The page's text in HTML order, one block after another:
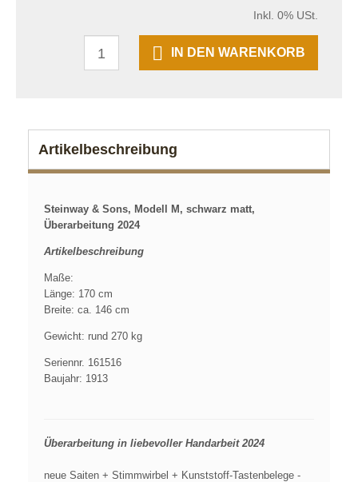
Inkl. 0% USt.
IN DEN WARENKORB
Artikelbeschreibung
Steinway & Sons, Modell M, schwarz matt,
Überarbeitung 2024
Artikelbeschreibung
Maße:
Länge: 170 cm
Breite: ca. 146 cm
Gewicht: rund 270 kg
Seriennr. 161516
Baujahr: 1913
Überarbeitung in liebevoller Handarbeit 2024
neue Saiten + Stimmwirbel + Kunststoff-Tastenbelege -